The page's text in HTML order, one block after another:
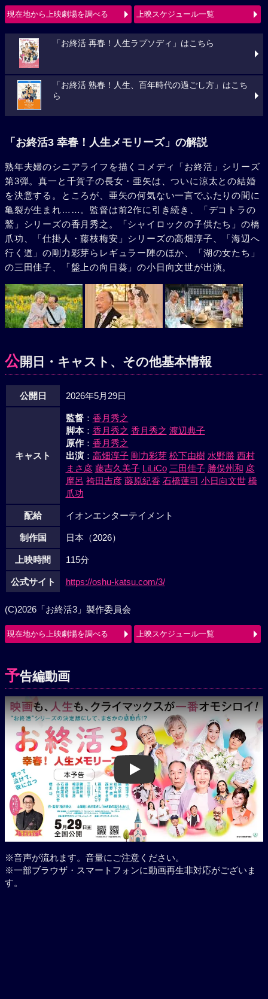
現在地から上映劇場を調べる 上映スケジュール一覧
「お終活 再春！人生ラプソディ」はこちら
「お終活 熟春！人生、百年時代の過ごし方」はこち
ら
「お終活3 幸春！人生メモリーズ」の解説
熟年夫婦のシニアライフを描くコメディ「お終活」シリーズ
第3弾。真一と千賀子の長女・亜矢は、ついに涼太との結婚
を決意する。ところが、亜矢の何気ない一言でふたりの間に
亀裂が生まれ……。監督は前2作に引き続き、「デコトラの
鷲」シリーズの香月秀之。「シャイロックの子供たち」の橋
爪功、「仕掛人・藤枝梅安」シリーズの高畑淳子、「海辺へ
行く道」の剛力彩芽らレギュラー陣のほか、「湖の女たち」
の三田佳子、「盤上の向日葵」の小日向文世が出演。
公開日・キャスト、その他基本情報
公開日 2026年5月29日
キャスト
監督： 香月秀之
脚本： 香月秀之 香月秀之 渡辺典子
原作： 香月秀之
出演： 高畑淳子 剛力彩芽 松下由樹 水野勝 西村
まさ彦 藤吉久美子 LiLiCo 三田佳子 勝俣州和 彦
摩呂 袴田吉彦 藤原紀香 石橋蓮司 小日向文世 橋
爪功
配給 イオンエンターテイメント
制作国 日本（2026）
上映時間 115分
公式サイト https://oshu-katsu.com/3/
(C)2026「お終活3」製作委員会
現在地から上映劇場を調べる 上映スケジュール一覧
予告編動画
Play
※音声が流れます。音量にご注意ください。
※一部ブラウザ・スマートフォンに動画再生非対応がございま
す。